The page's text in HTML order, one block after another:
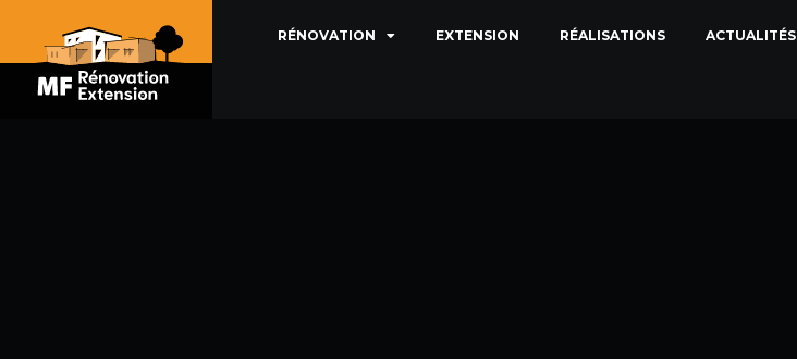
RÉNOVATION EXTENSION RÉALISATIONS ACTUALITÉS